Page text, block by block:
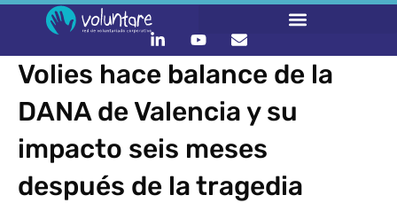
Volies hace balance de la
DANA de Valencia y su
impacto seis meses
después de la tragedia